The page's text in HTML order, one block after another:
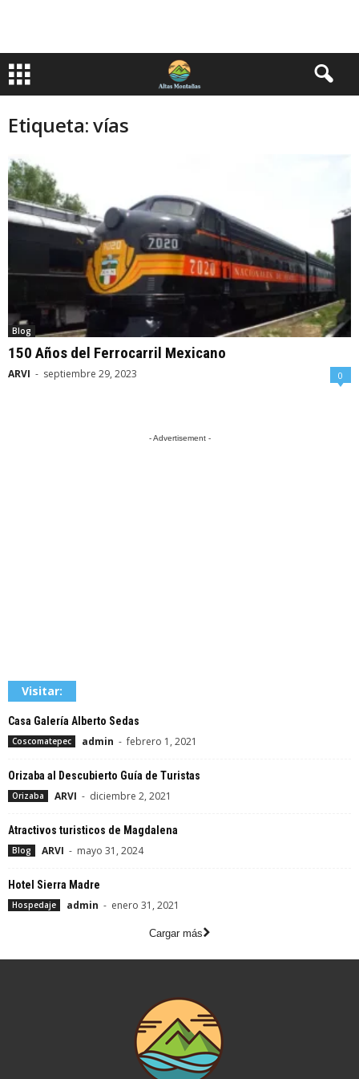
Etiqueta: vías
Blog
150 Años del Ferrocarril Mexicano
ARVI - septiembre 29, 2023 0
- Advertisement -
Visitar:
Casa Galería Alberto Sedas
Coscomatepec admin - febrero 1, 2021
Orizaba al Descubierto Guía de Turistas
Orizaba ARVI - diciembre 2, 2021
Atractivos turisticos de Magdalena
Blog ARVI - mayo 31, 2024
Hotel Sierra Madre
Hospedaje admin - enero 31, 2021
Cargar más